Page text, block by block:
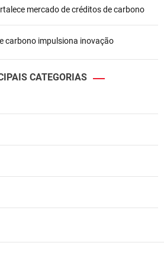
mercado de créditos de carbono
carbono impulsiona inovação
CATEGORIAS